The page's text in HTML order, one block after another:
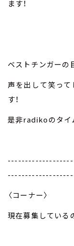
ます！
ベストチンガーの
声を出して笑っ
す！
是非radikoのタイ
〈コーナー〉
現在募集している